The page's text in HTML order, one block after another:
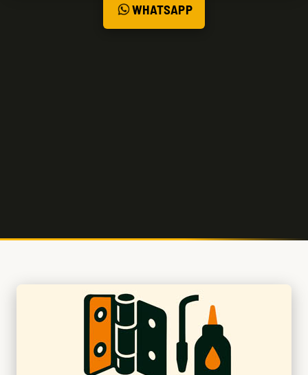
WHATSAPP